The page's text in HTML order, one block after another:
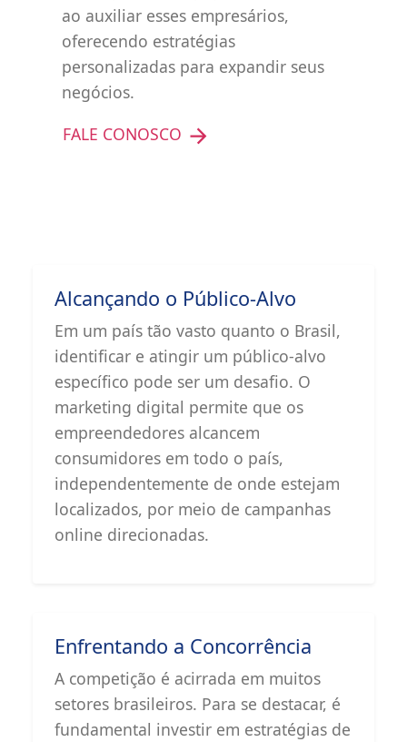
ao auxiliar esses empresários,
oferecendo estratégias
personalizadas para expandir seus
negócios.
FALE CONOSCO
Alcançando o Público-Alvo
Em um país tão vasto quanto o Brasil,
identificar e atingir um público-alvo
específico pode ser um desafio. O
marketing digital permite que os
empreendedores alcancem
consumidores em todo o país,
independentemente de onde estejam
localizados, por meio de campanhas
online direcionadas.
Enfrentando a Concorrência
A competição é acirrada em muitos
setores brasileiros. Para se destacar, é
fundamental investir em estratégias de